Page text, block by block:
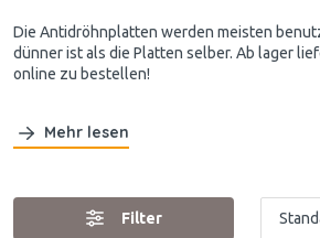
Die Antidröhnplatten werden meisten
dünner ist als die Platten selber. Ab lager
online zu bestellen!
Mehr lesen
Filter